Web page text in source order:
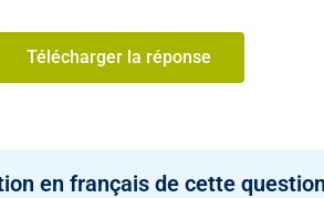
Télécharger la réponse
en français de cette